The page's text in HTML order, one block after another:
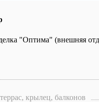
"Оптима" (внешняя
крылец, балконов